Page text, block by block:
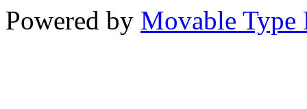
Powered by Movable Type